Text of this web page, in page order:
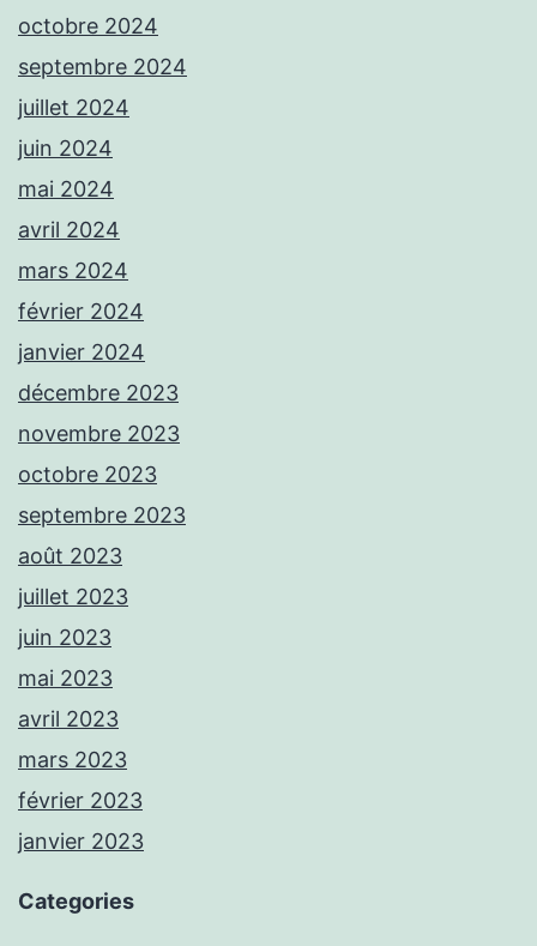
octobre 2024
septembre 2024
juillet 2024
juin 2024
mai 2024
avril 2024
mars 2024
février 2024
janvier 2024
décembre 2023
novembre 2023
octobre 2023
septembre 2023
août 2023
juillet 2023
juin 2023
mai 2023
avril 2023
mars 2023
février 2023
janvier 2023
Categories